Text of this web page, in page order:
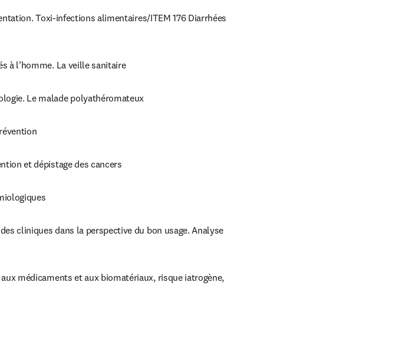
Toxi-infections alimentaires/ITEM 176 Diarrhées
à l’homme. La veille sanitaire
Le malade polyathéromateux
et dépistage des cancers
cliniques dans la perspective du bon usage. Analyse
médicaments et aux biomatériaux, risque iatrogène,